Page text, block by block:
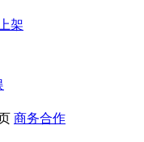
架
商务合作